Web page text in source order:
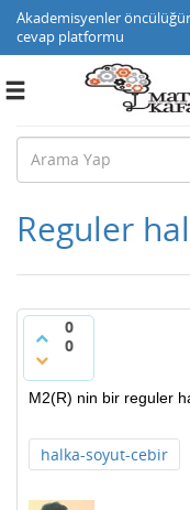
Akademisyenler
cevap platformu
Toggle
Reguler
0
0
M2(R) nin bir reguler
halka-soyut-cebir